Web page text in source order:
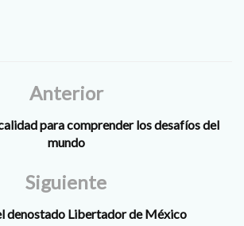
Anterior
para comprender los desafíos del
mundo
Siguiente
denostado Libertador de México